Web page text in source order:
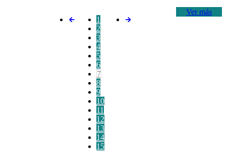
Ver más
1
2
3
4
5
6
7
8
9
10
11
12
13
14
15